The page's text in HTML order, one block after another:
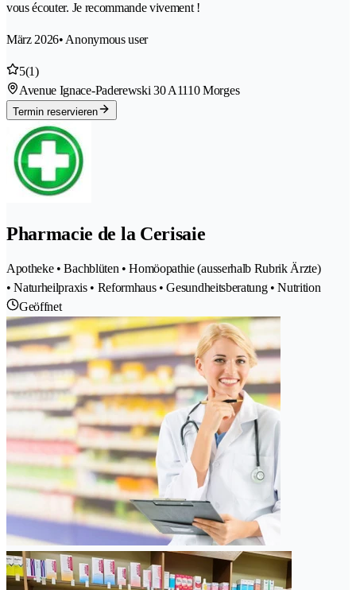
vous écouter. Je recommande vivement !
März 2026• Anonymous user
5(1)
Avenue Ignace-Paderewski 30 A1110 Morges
Termin reservieren
Pharmacie de la Cerisaie
Apotheke • Bachblüten • Homöopathie (ausserhalb Rubrik Ärzte)
• Naturheilpraxis • Reformhaus • Gesundheitsberatung • Nutrition
Geöffnet